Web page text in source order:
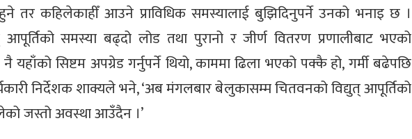
तर कहिलेकाहीँ आउने प्राविधिक समस्यालाई बुझिदिनुपर्ने उनको भनाइ छ ।
समस्या बढ्दो लोड तथा पुरानो र जीर्ण वितरण प्रणालीबाट भएको
सिष्टम अपग्रेड गर्नुपर्ने थियो, काममा ढिला भएको पक्कै हो, गर्मी बढेपछि
निर्देशक शाक्यले भने, ‘अब मंगलबार बेलुकासम्म चितवनको विद्युत् आपूर्तिको
जस्तो अवस्था आउँदैन ।’